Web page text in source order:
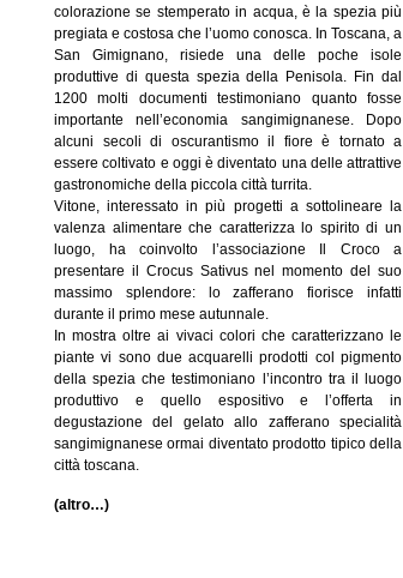
colorazione se stemperato in acqua, è la spezia più
pregiata e costosa che l’uomo conosca. In Toscana, a
San Gimignano, risiede una delle poche isole
produttive di questa spezia della Penisola. Fin dal
1200 molti documenti testimoniano quanto fosse
importante nell’economia sangimignanese. Dopo
alcuni secoli di oscurantismo il fiore è tornato a
essere coltivato e oggi è diventato una delle attrattive
gastronomiche della piccola città turrita.
Vitone, interessato in più progetti a sottolineare la
valenza alimentare che caratterizza lo spirito di un
luogo, ha coinvolto l’associazione Il Croco a
presentare il Crocus Sativus nel momento del suo
massimo splendore: lo zafferano fiorisce infatti
durante il primo mese autunnale.
In mostra oltre ai vivaci colori che caratterizzano le
piante vi sono due acquarelli prodotti col pigmento
della spezia che testimoniano l’incontro tra il luogo
produttivo e quello espositivo e l’offerta in
degustazione del gelato allo zafferano specialità
sangimignanese ormai diventato prodotto tipico della
città toscana.
(altro…)